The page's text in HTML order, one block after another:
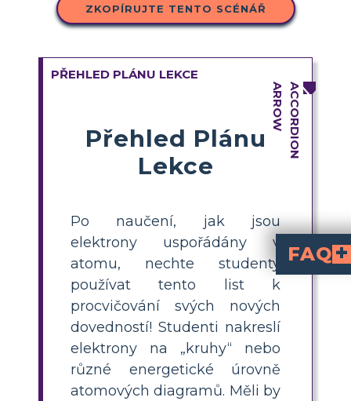
ZKOPÍRUJTE TENTO SCÉNÁŘ
PŘEHLED PLÁNU LEKCE
Přehled Plánu
Lekce
Po naučení, jak jsou
elektrony uspořádány v
atomu, nechte studenty
používat tento list k
procvičování svých nových
dovedností! Studenti nakreslí
elektrony na „kruhy“ nebo
různé energetické úrovně
atomových diagramů. Měli by
FAQ